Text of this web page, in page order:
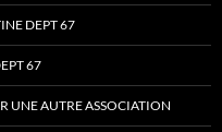
DEPT 67
67
UNE AUTRE ASSOCIATION